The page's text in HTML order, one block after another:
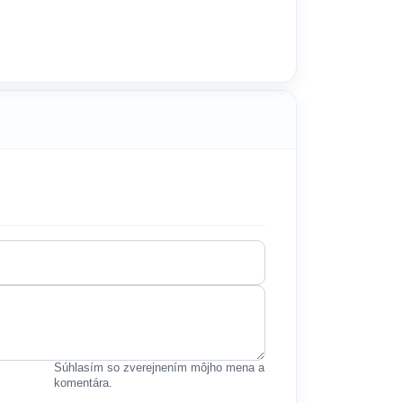
Súhlasím so zverejnením môjho mena a
komentára.